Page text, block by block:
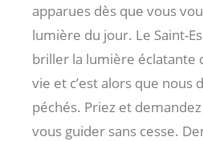
apparues dès que vous
lumière du jour. Le Saint-
briller la lumière éclatante
vie et c’est alors que nous
péchés. Priez et
vous guider sans cesse.